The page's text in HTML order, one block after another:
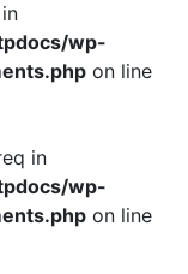
wp-
on line
in
wp-
on line